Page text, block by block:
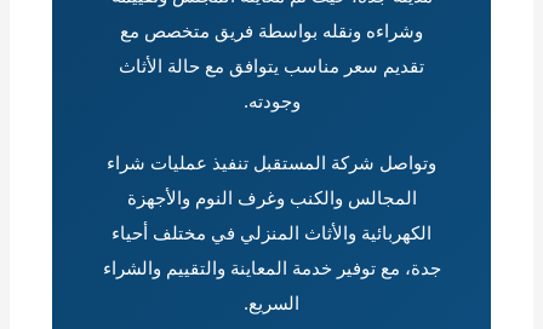
وشراءه ونقله بواسطة فريق متخصص مع
تقديم سعر مناسب يتوافق مع حالة الأثاث
وجودته.
وتواصل شركة المستقبل تنفيذ عمليات شراء
المجالس والكنب وغرف النوم والأجهزة
الكهربائية والأثاث المنزلي في مختلف أحياء
جدة، مع توفير خدمة المعاينة والتقييم والشراء
السريع.